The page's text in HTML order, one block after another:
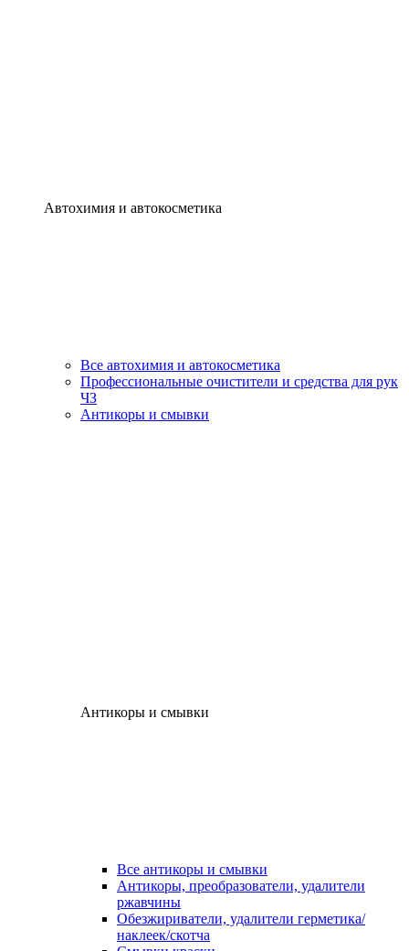
Автохимия и автокосметика
Все автохимия и автокосметика
Профессиональные очистители и средства для рук
ЧЗ
Антикоры и смывки
Антикоры и смывки
Все антикоры и смывки
Антикоры, преобразователи, удалители
ржавчины
Обезжириватели, удалители герметика/
наклеек/скотча